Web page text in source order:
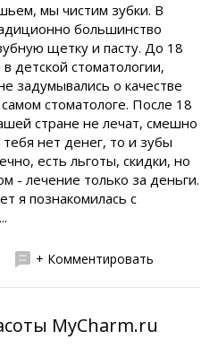
мы чистим зубки. В
большинство
щетку и пасту. До 18
детской стоматологии,
задумывались о качестве
стоматологе. После 18
стране не лечат, смешно
тебя нет денег, то и зубы
есть льготы, скидки, но
- лечение только за деньги.
я познакомилась с
+ Комментировать
MyCharm.ru